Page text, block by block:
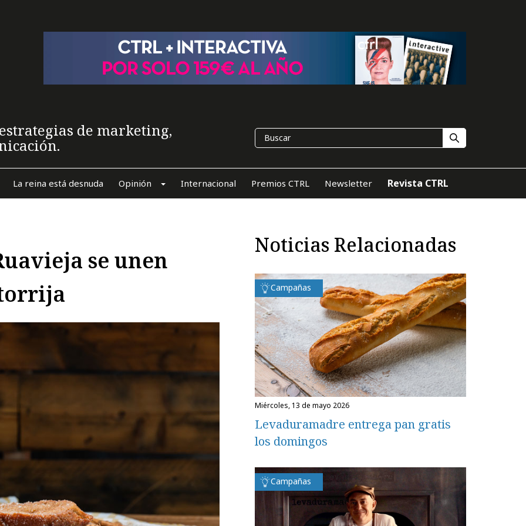
de marketing,
La reina está desnuda Opinión Internacional Premios CTRL Newsletter Revista CTRL
se unen
Noticias Relacionadas
Campañas
miércoles, 13 de mayo 2026
Levaduramadre entrega pan gratis
los domingos
Campañas